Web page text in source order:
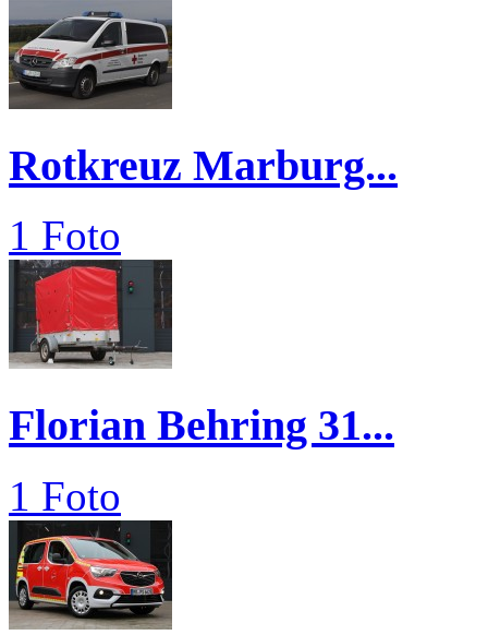
Rotkreuz Marburg...
1 Foto
Florian Behring 31...
1 Foto